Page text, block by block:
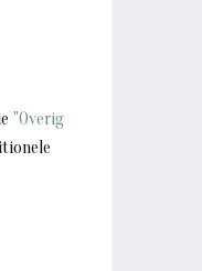
"Overig